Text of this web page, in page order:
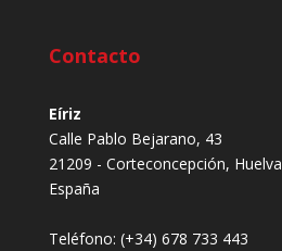
Contacto
Eíriz
Calle Pablo Bejarano, 43
21209 - Corteconcepción, Huelva
España
Teléfono: (+34) 678 733 443